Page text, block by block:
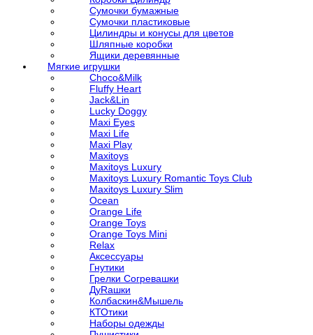
Сумочки бумажные
Сумочки пластиковые
Цилиндры и конусы для цветов
Шляпные коробки
Ящики деревянные
Мягкие игрушки
Choco&Milk
Fluffy Heart
Jack&Lin
Lucky Doggy
Maxi Eyes
Maxi Life
Maxi Play
Maxitoys
Maxitoys Luxury
Maxitoys Luxury Romantic Toys Club
Maxitoys Luxury Slim
Ocean
Orange Life
Orange Toys
Orange Toys Mini
Relax
Аксессуары
Гнутики
Грелки Согревашки
ДуRашки
Колбаскин&Мышель
КТОтики
Наборы одежды